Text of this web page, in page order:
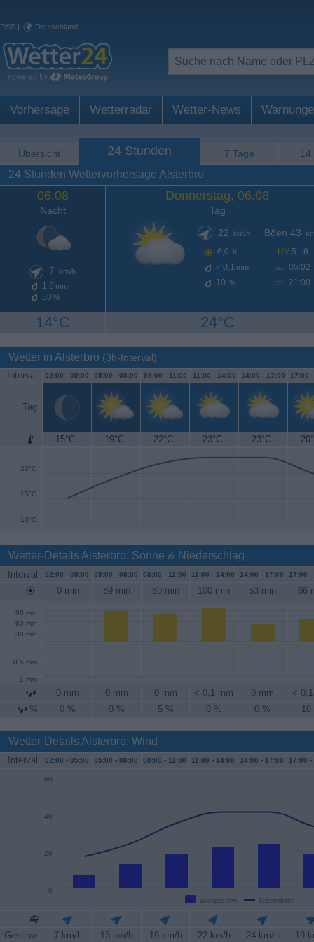
RSS | Deutschland
Vorhersage Wetterradar Wetter-News
Übersicht 24 Stunden 7 Tage 14
24 Stunden Wettervorhersage Alsterbro
06.08
Nacht
7 km/h
1.6 mm
50 %
14°C
Donnerstag, 06.08
Tag
22
km/h
6,0 h
< 0,1 mm
10 %
Böen 43
UV 5 - 6
05:02
21:00
24°C
Wetter in Alsterbro (3h-Interval)
Interval 02:00 - 05:00 05:00 - 08:00 08:00 - 11:00 11:00 - 14:00 14:00 - 17:00 17:00
Tag
15°C 19°C 22°C 23°C 23°C
10°C
15°C
20°C
25°C
Wetter-Details Alsterbro: Sonne & Niederschlag
Interval 02:00 - 05:00 05:00 - 08:00 08:00 - 11:00 11:00 - 14:00 14:00 - 17:00 17:00 -
0 min 89 min 80 min 100 min 53 min 66
30 min
60 min
90 min
0.5 mm
1 mm
0 mm 0 mm 0 mm < 0,1 mm 0 mm
<
%
0 % 0 % 5 % 0 % 0 % 10
Wetter-Details Alsterbro: Wind
Interval 02:00 - 05:00 05:00 - 08:00 08:00 - 11:00 11:00 - 14:00 14:00 - 17:00 17:00 -
Windgeschw. Spitzenböen
0
20
40
60
Geschw. 7 km/h 13 km/h 19 km/h 22 km/h 24 km/h
19